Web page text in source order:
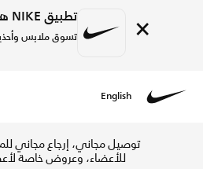
× تطبيق NIKE هنا!
تسوق ملابس
English
توصيل مجاني، إرجاع مجاني
للأعضاء، وعروض خاصة